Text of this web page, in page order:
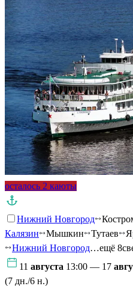
осталось 2 каюты
Нижний Новгород
Калязин
Мышкин Тутаев
Нижний Новгород…ещё 8
11 августа 13:00 — 17
(7 дн./6 н.)